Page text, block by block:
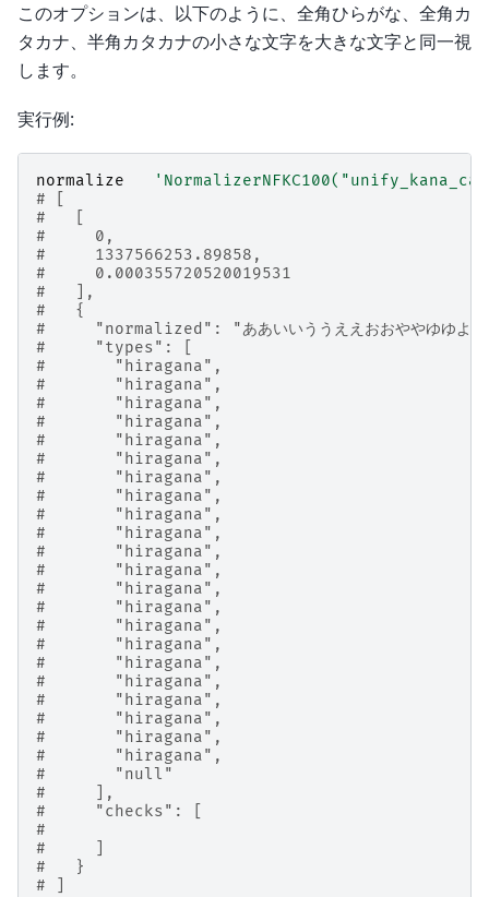
このオプションは、以下のように、全角ひらがな、全角カ
タカナ、半角カタカナの小さな文字を大きな文字と同一視
します。
実行例:
normalize
# [
#   [
#     0,
#     1337566253.89858,
#     0.000355720520019531
#   ],
#   {
#     "normalized": "ああいいううええおおややゆゆよよ
#     "types": [
#       "hiragana",
#       "hiragana",
#       "hiragana",
#       "hiragana",
#       "hiragana",
#       "hiragana",
#       "hiragana",
#       "hiragana",
#       "hiragana",
#       "hiragana",
#       "hiragana",
#       "hiragana",
#       "hiragana",
#       "hiragana",
#       "hiragana",
#       "hiragana",
#       "hiragana",
#       "hiragana",
#       "hiragana",
#       "hiragana",
#       "hiragana",
#       "hiragana",
#       "null"
#     ],
#     "checks": [
#
#     ]
#   }
# ]